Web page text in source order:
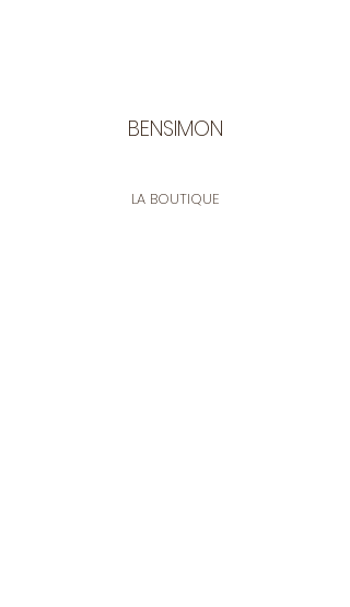
BENSIMON
LA BOUTIQUE